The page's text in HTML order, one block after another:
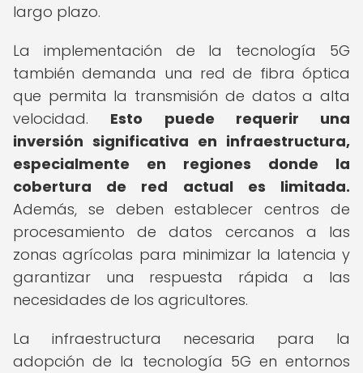
largo plazo.
La implementación de la tecnología 5G
también demanda una red de fibra óptica
que permita la transmisión de datos a alta
velocidad. Esto puede requerir una
inversión significativa en infraestructura,
especialmente en regiones donde la
cobertura de red actual es limitada.
Además, se deben establecer centros de
procesamiento de datos cercanos a las
zonas agrícolas para minimizar la latencia y
garantizar una respuesta rápida a las
necesidades de los agricultores.
La infraestructura necesaria para la
adopción de la tecnología 5G en entornos